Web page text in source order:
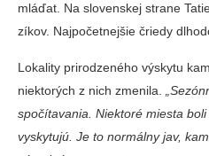
mláďat. Na slo­venskej strane
zíkov. Najpočetnejšie čriedy
Lokality prirodzeného výskytu
niekto­rých z nich zmenila.
spočítavania. Niektoré miesta
vyskytujú. Je to normál­ny jav,